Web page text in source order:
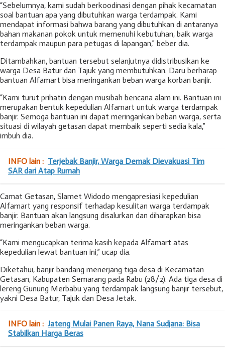
“Sebelumnya, kami sudah berkoodinasi dengan pihak kecamatan
soal bantuan apa yang dibutuhkan warga terdampak. Kami
mendapat informasi bahwa barang yang dibutuhkan di antaranya
bahan makanan pokok untuk memenuhi kebutuhan, baik warga
terdampak maupun para petugas di lapangan,” beber dia.
Ditambahkan, bantuan tersebut selanjutnya didistribusikan ke
warga Desa Batur dan Tajuk yang membutuhkan. Daru berharap
bantuan Alfamart bisa meringankan beban warga korban banjir.
“Kami turut prihatin dengan musibah bencana alam ini. Bantuan ini
merupakan bentuk kepedulian Alfamart untuk warga terdampak
banjir. Semoga bantuan ini dapat meringankan beban warga, serta
situasi di wilayah getasan dapat membaik seperti sedia kala,”
imbuh dia.
INFO lain : Terjebak Banjir, Warga Demak Dievakuasi Tim
SAR dari Atap Rumah
Camat Getasan, Slamet Widodo mengapresiasi kepedulian
Alfamart yang responsif terhadap kesulitan warga terdampak
banjir. Bantuan akan langsung disalurkan dan diharapkan bisa
meringankan beban warga.
“Kami mengucapkan terima kasih kepada Alfamart atas
kepedulian lewat bantuan ini,” ucap dia.
Diketahui, banjir bandang menerjang tiga desa di Kecamatan
Getasan, Kabupaten Semarang pada Rabu (28/2). Ada tiga desa di
lereng Gunung Merbabu yang terdampak langsung banjir tersebut,
yakni Desa Batur, Tajuk dan Desa Jetak.
INFO lain : Jateng Mulai Panen Raya, Nana Sudjana: Bisa
Stabilkan Harga Beras